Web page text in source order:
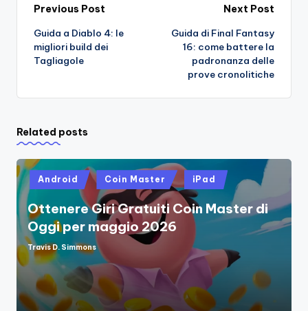
Post
navigation
Previous Post
Guida a Diablo 4: le
migliori build dei
Tagliagole
Next Post
Guida di Final Fantasy
16: come battere la
padronanza delle
prove cronolitiche
Related posts
Posted
in
Android Coin Master iPad
Ottenere Giri Gratuiti Coin Master di
Oggi per maggio 2026
Posted
by
Travis D. Simmons